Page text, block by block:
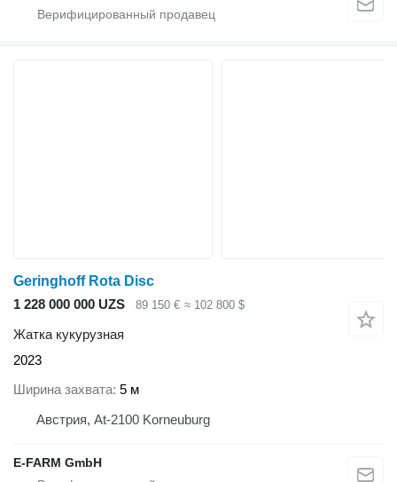
Geringhoff Rota Disc
1 228 000 000 UZS
89 150 € ≈ 102 800 $
Жатка кукурузная
2023
Ширина захвата 5 м
Австрия, At-2100 Korneuburg
E-FARM GmbH